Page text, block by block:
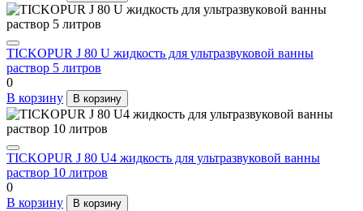
TICKOPUR J 80 U жидкость для ультразвуковой ванны
раствор 5 литров
0
В корзину
В корзину
TICKOPUR J 80 U4 жидкость для ультразвуковой ванны
раствор 10 литров
0
В корзину
В корзину